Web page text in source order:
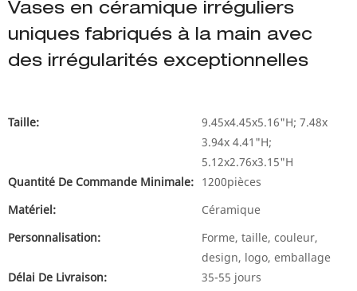
Vases en céramique irréguliers
uniques fabriqués à la main avec
des irrégularités exceptionnelles
Taille:
9.45x4.45x5.16"H; 7.48x
3.94x 4.41"H;
5.12x2.76x3.15"H
Quantité De Commande Minimale: 1200pièces
Matériel:
Céramique
Personnalisation:
Forme, taille, couleur,
design, logo, emballage
Délai De Livraison:
35-55 jours